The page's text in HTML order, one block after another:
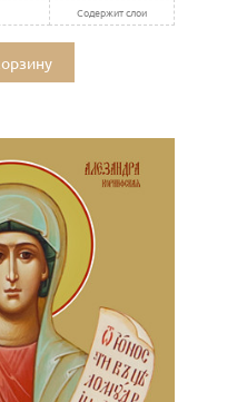
Содержит слои